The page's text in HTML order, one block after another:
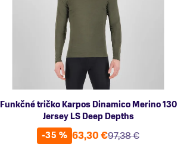
Funkčné tričko Karpos Dinamico Merino 130
Jersey LS Deep Depths
-35 %
97,38 €
63,30 €